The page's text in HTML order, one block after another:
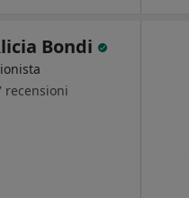
Bondi
recensioni